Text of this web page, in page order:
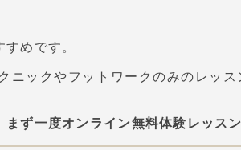
めです。
ニックやフットワークのみのレッ
ず一度オンライン無料体験レッス